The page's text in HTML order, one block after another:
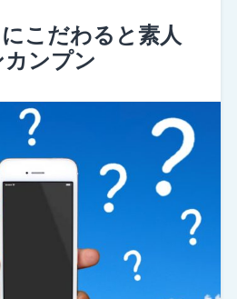
こだわると素人
ンプン